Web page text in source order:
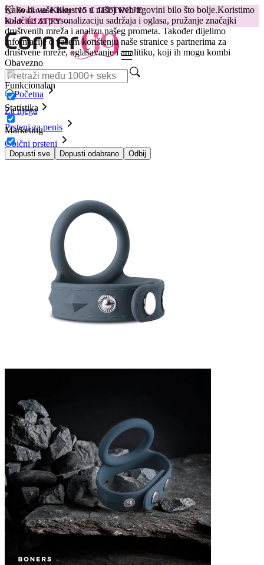
Kako bi vaše iskustvo u našoj web trgovini bilo što bolje.Koristimo
kolačiće za personalizaciju sadržaja i oglasa, pružanje značajki
društvenih mreža i analizu našeg prometa. Također dijelimo
informacije o vašem korištenju naše stranice s partnerima za
društvene mreže, oglašavanje i analitiku, koji ih mogu kombi
Obavezno
Funkcionalan
Statistika
Marketing
Dopusti sve Dopusti odabrano Odbij
😽Svakom Klitty: 15 € JEFTINIJE
Kod: KLITTY →
Početna
Za njega
Prsteni za penis
Obični prsteni
Prsten za penis i muda, L